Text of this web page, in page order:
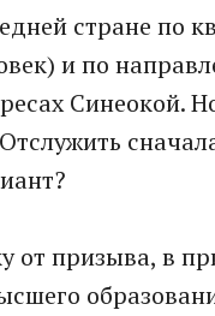
стране по
и по
Синеокой.
от призыва, в